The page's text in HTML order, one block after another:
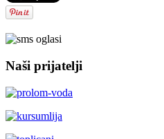
Naši prijatelji